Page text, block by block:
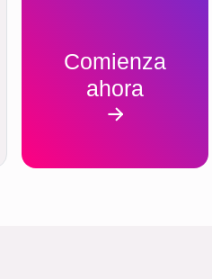
Comienza
ahora